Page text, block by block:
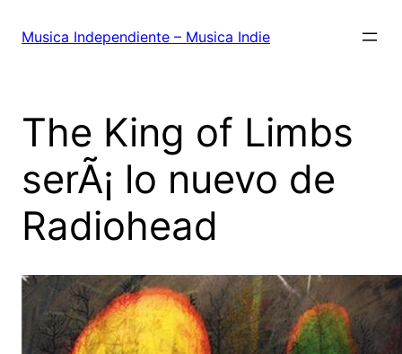
Musica Independiente – Musica Indie
The King of Limbs
serÃ¡ lo nuevo de
Radiohead